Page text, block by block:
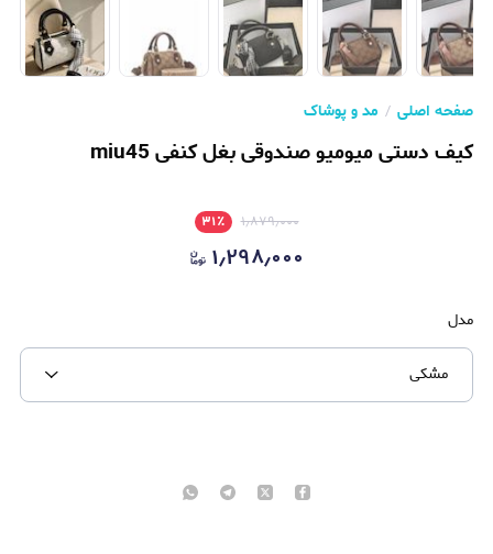
صفحه اصلی مد و پوشاک
کیف دستی میومیو صندوقی بغل کنفی miu45
۱٫۸۷۹٫۰۰۰ ۳۱٪
۱٫۲۹۸٫۰۰۰
مدل
مشکی